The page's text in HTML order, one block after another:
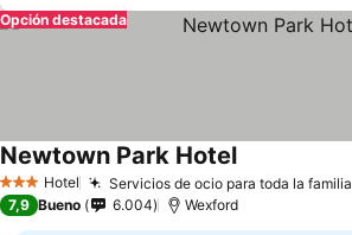
Opción destacada
3 Estrellas
Hotel Servicios de ocio para toda la familia
Newtown Park Hotel
7,9 Bueno 6.004 Wexford